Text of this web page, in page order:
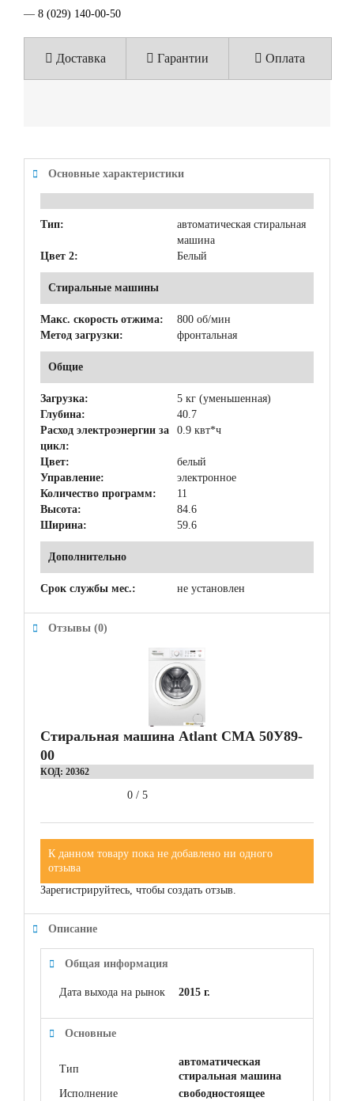
— 8 (029) 140-00-50
Доставка Гарантии Оплата
Основные характеристики
Тип:
автоматическая стиральная
машина
Цвет 2:
Белый
Стиральные машины
Макс. скорость отжима:
800 об/мин
Метод загрузки:
фронтальная
Общие
Загрузка:
5 кг (уменьшенная)
Глубина:
40.7
Расход электроэнергии за
цикл:
0.9 квт*ч
Цвет:
белый
Управление:
электронное
Количество программ:
11
Высота:
84.6
Ширина:
59.6
Дополнительно
Срок службы мес.: не установлен
Отзывы (0)
Стиральная машина Atlant СМА 50У89-
00
КОД: 20362
0 / 5
К данном товару пока не добавлено ни одного
отзыва
Зарегистрируйтесь, чтобы создать отзыв.
Описание
Общая информация
Дата выхода на рынок 2015 г.
Основные
Тип
автоматическая
стиральная машина
Исполнение
свободностоящее